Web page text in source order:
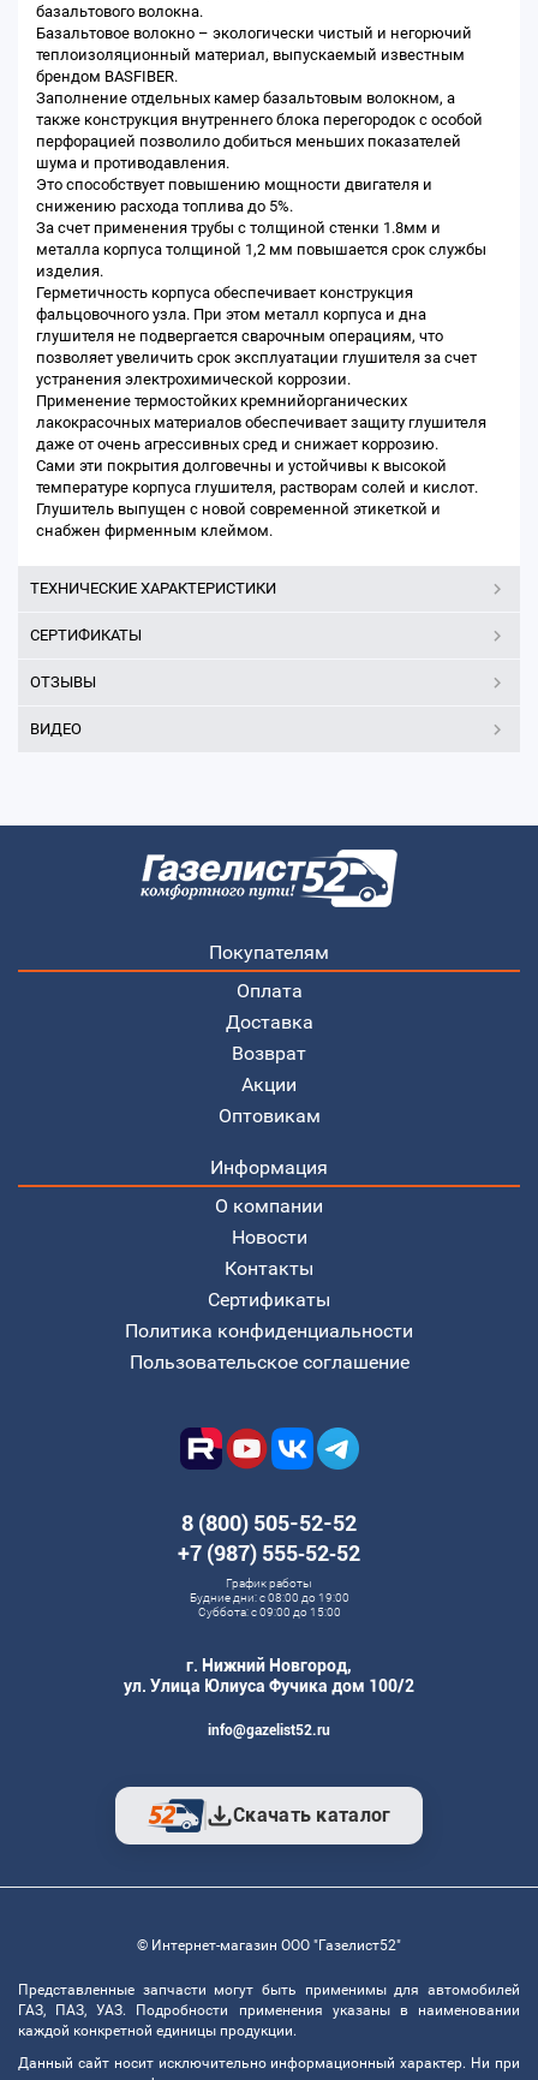
базальтового волокна.
Базальтовое волокно – экологически чистый и негорючий
теплоизоляционный материал, выпускаемый известным
брендом BASFIBER.
Заполнение отдельных камер базальтовым волокном, а
также конструкция внутреннего блока перегородок с особой
перфорацией позволило добиться меньших показателей
шума и противодавления.
Это способствует повышению мощности двигателя и
снижению расхода топлива до 5%.
За счет применения трубы с толщиной стенки 1.8мм и
металла корпуса толщиной 1,2 мм повышается срок службы
изделия.
Герметичность корпуса обеспечивает конструкция
фальцовочного узла. При этом металл корпуса и дна
глушителя не подвергается сварочным операциям, что
позволяет увеличить срок эксплуатации глушителя за счет
устранения электрохимической коррозии.
Применение термостойких кремнийорганических
лакокрасочных материалов обеспечивает защиту глушителя
даже от очень агрессивных сред и снижает коррозию.
Сами эти покрытия долговечны и устойчивы к высокой
температуре корпуса глушителя, растворам солей и кислот.
Глушитель выпущен с новой современной этикеткой и
снабжен фирменным клеймом.
ТЕХНИЧЕСКИЕ ХАРАКТЕРИСТИКИ
СЕРТИФИКАТЫ
ОТЗЫВЫ
ВИДЕО
Покупателям
Оплата
Доставка
Возврат
Акции
Оптовикам
Информация
О компании
Новости
Контакты
Сертификаты
Политика конфиденциальности
Пользовательское соглашение
8 (800) 505-52-52
+7 (987) 555‑52‑52
График работы
Будние дни: с 08:00 до 19:00
Суббота: с 09:00 до 15:00
г. Нижний Новгород,
ул. Улица Юлиуса Фучика дом 100/2
info@gazelist52.ru
Скачать каталог
© Интернет-магазин ООО "Газелист52"
Представленные запчасти могут быть применимы для автомобилей
ГАЗ, ПАЗ, УАЗ. Подробности применения указаны в наименовании
каждой конкретной единицы продукции.
Данный сайт носит исключительно информационный характер. Ни при